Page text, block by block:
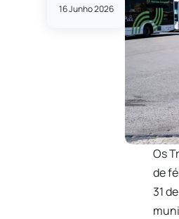
16 Junho 2026
Os
de
31